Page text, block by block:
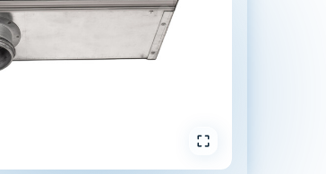
In Vollbild öffnen